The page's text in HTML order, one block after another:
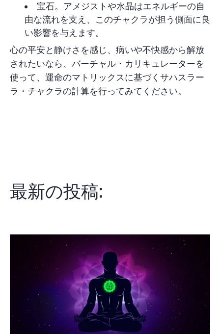
宝石。アメジストや水晶はエネルギーの自
由な流れを支え、このチャクラが担う側面に良
い影響を与えます。
心の平安と静けさを感じ、病いや不快感から解放
されたいなら、 バーチャル・カリキュレーターを
使って、運命のマトリックスに基づくサハスラー
ラ・チャクラの計算を行ってみてください。
最新の投稿: